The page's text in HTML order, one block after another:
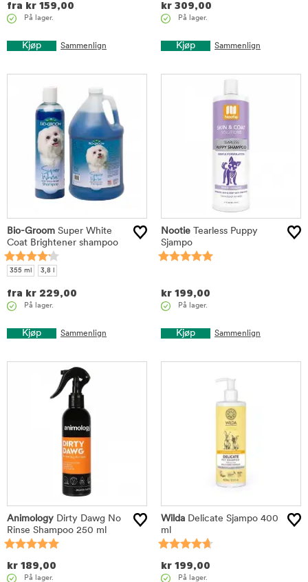
fra kr 159,00
På lager.
Kjøp Sammenlign
kr 309,00
På lager.
Kjøp Sammenlign
Bio-Groom Super White
Coat Brightener shampoo
355 ml 3,8 l
fra kr 229,00
På lager.
Kjøp Sammenlign
Nootie Tearless Puppy
Sjampo
kr 199,00
På lager.
Kjøp Sammenlign
Animology Dirty Dawg No
Rinse Shampoo 250 ml
kr 189,00
På lager.
Wilda Delicate Sjampo 400
ml
kr 199,00
På lager.